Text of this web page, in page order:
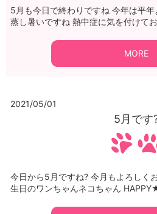
5月も今日で終わりですね 今年は平
蒸し暑いですね 熱中症に気を付けて
MORE
2021/05/01
5月です
今日から5月ですね? 今月もよろしく
生日のワンちゃんネコちゃん